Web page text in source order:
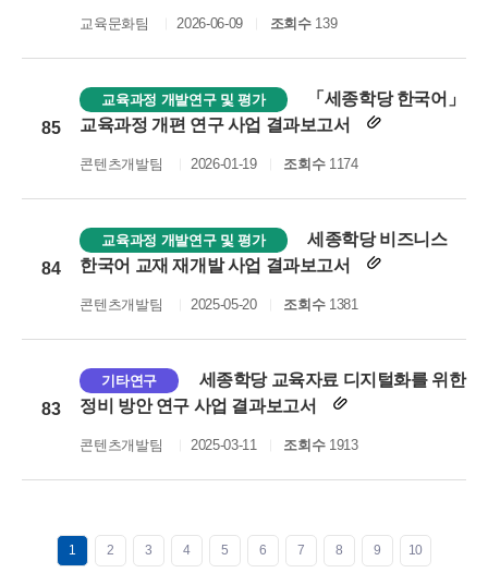
교육문화팀 2026-06-09 조회수139
85
교육과정 개발연구 및 평가
「세종학당 한국어」
교육과정 개편 연구 사업 결과보고서
콘텐츠개발팀 2026-01-19 조회수1174
84
교육과정 개발연구 및 평가
세종학당 비즈니스
한국어 교재 재개발 사업 결과보고서
콘텐츠개발팀 2025-05-20 조회수1381
83
기타연구
세종학당 교육자료 디지털화를 위한
정비 방안 연구 사업 결과보고서
콘텐츠개발팀 2025-03-11 조회수1913
1 2 3 4 5 6 7 8 9 10